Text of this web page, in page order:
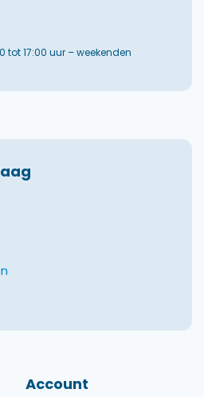
17:00 uur – weekenden
Account